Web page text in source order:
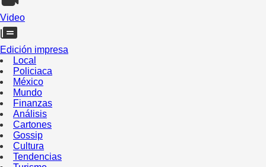
Video
Edición impresa
Local
Policiaca
México
Mundo
Finanzas
Análisis
Cartones
Gossip
Cultura
Tendencias